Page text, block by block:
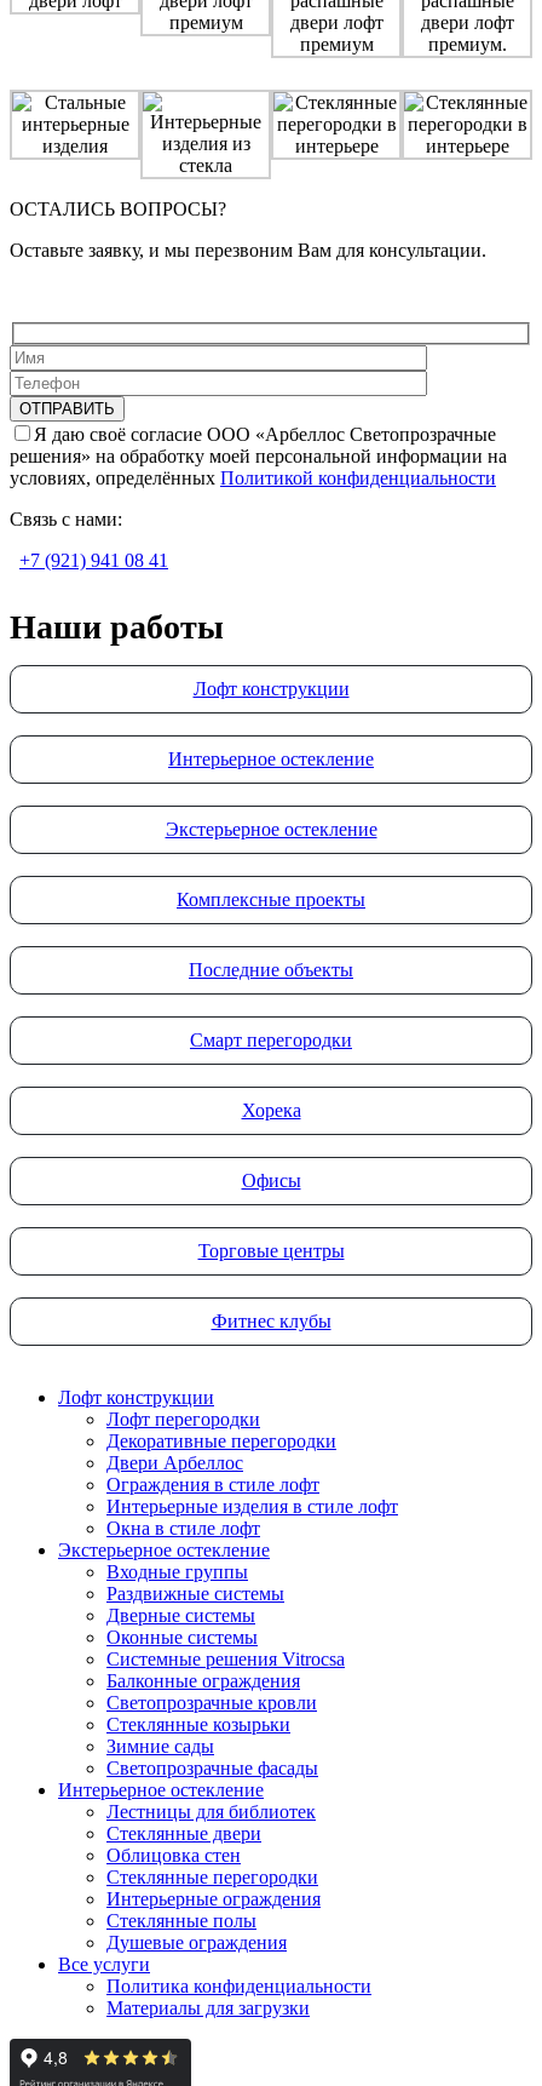
ОСТАЛИСЬ ВОПРОСЫ?
Оставьте заявку, и мы перезвоним Вам для консультации.
Я даю своё согласие ООО «Арбеллос Светопрозрачные
решения» на обработку моей персональной информации на
условиях, определённых Политикой конфиденциальности
Связь с нами:
+7 (921) 941 08 41
Наши работы
Лофт конструкции
Интерьерное остекление
Экстерьерное остекление
Комплексные проекты
Последние объекты
Смарт перегородки
Хорека
Офисы
Торговые центры
Фитнес клубы
Лофт конструкции
Лофт перегородки
Декоративные перегородки
Двери Арбеллос
Ограждения в стиле лофт
Интерьерные изделия в стиле лофт
Окна в стиле лофт
Экстерьерное остекление
Входные группы
Раздвижные системы
Дверные системы
Оконные системы
Системные решения Vitrocsa
Балконные ограждения
Светопрозрачные кровли
Стеклянные козырьки
Зимние сады
Светопрозрачные фасады
Интерьерное остекление
Лестницы для библиотек
Стеклянные двери
Облицовка стен
Стеклянные перегородки
Интерьерные ограждения
Стеклянные полы
Душевые ограждения
Все услуги
Политика конфиденциальности
Материалы для загрузки